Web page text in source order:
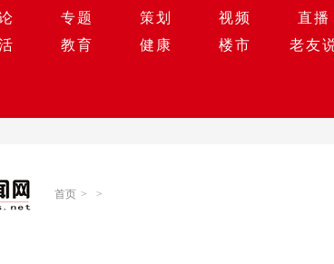
专题 策划 视频 直播
教育 健康 楼市 老友
首页 > >